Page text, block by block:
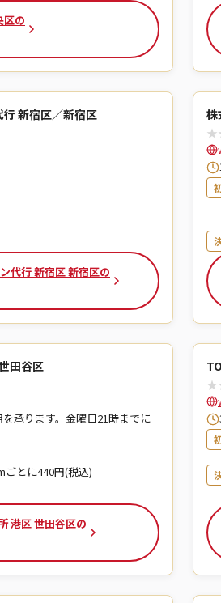
区の
新宿区／新宿区
代行 新宿区 新宿区の
株
★
田谷区
承ります。金曜日21時までに
ごとに440円(税込)
港区 世田谷区の
★